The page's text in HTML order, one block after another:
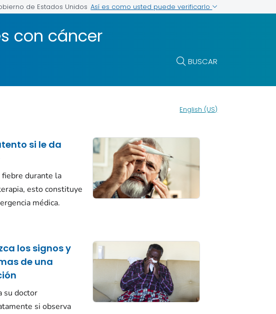
de Estados Unidos Así es como usted puede verificarlo
con cáncer
BUSCAR
English (US)
si le da
fiebre durante la
esto constituye
médica.
los signos y
de una
su doctor
si observa